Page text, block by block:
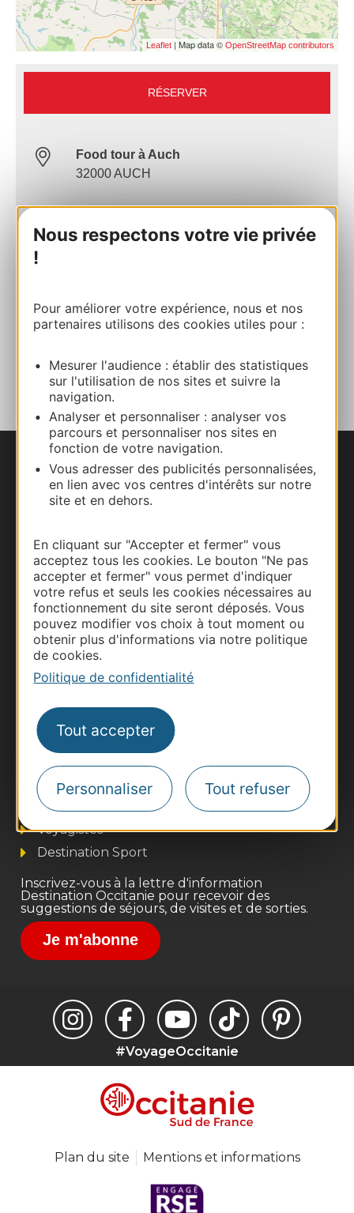
Nous respectons votre vie privée
!
Pour améliorer votre expérience, nous et nos
partenaires utilisons des cookies utiles pour :
Mesurer l'audience : établir des statistiques
sur l'utilisation de nos sites et suivre la
navigation.
Analyser et personnaliser : analyser vos
parcours et personnaliser nos sites en
fonction de votre navigation.
Vous adresser des publicités personnalisées,
en lien avec vos centres d'intérêts sur notre
site et en dehors.
En cliquant sur "Accepter et fermer" vous
acceptez tous les cookies. Le bouton "Ne pas
accepter et fermer" vous permet d'indiquer
votre refus et seuls les cookies nécessaires au
fonctionnement du site seront déposés. Vous
pouvez modifier vos choix à tout moment ou
obtenir plus d'informations via notre politique
de cookies.
Politique de confidentialité
Tout accepter
Personnaliser Tout refuser
Leaflet | Map data © OpenStreetMap contributors
RÉSERVER
Food tour à Auch
32000 AUCH
Site internet
AJOUTER
AU CARNET
Nous contacter
Carte interactive
Documentation
Thermalisme
Pros d'Occitanie
Site presse et d'influence
Voyagistes
Destination Sport
Inscrivez-vous à la lettre d'information
Destination Occitanie pour recevoir des
suggestions de séjours, de visites et de sorties.
Je m'abonne
#VoyageOccitanie
Plan du site Mentions et informations